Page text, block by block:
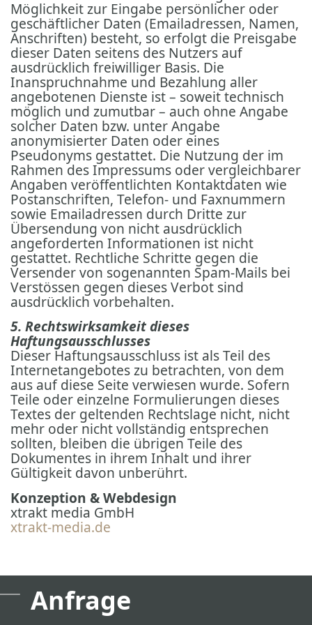
Möglichkeit zur Eingabe persönlicher oder
geschäftlicher Daten (Emailadressen, Namen,
Anschriften) besteht, so erfolgt die Preisgabe
dieser Daten seitens des Nutzers auf
ausdrücklich freiwilliger Basis. Die
Inanspruchnahme und Bezahlung aller
angebotenen Dienste ist – soweit technisch
möglich und zumutbar – auch ohne Angabe
solcher Daten bzw. unter Angabe
anonymisierter Daten oder eines
Pseudonyms gestattet. Die Nutzung der im
Rahmen des Impressums oder vergleichbarer
Angaben veröffentlichten Kontaktdaten wie
Postanschriften, Telefon- und Faxnummern
sowie Emailadressen durch Dritte zur
Übersendung von nicht ausdrücklich
angeforderten Informationen ist nicht
gestattet. Rechtliche Schritte gegen die
Versender von sogenannten Spam-Mails bei
Verstössen gegen dieses Verbot sind
ausdrücklich vorbehalten.
5. Rechtswirksamkeit dieses
Haftungsausschlusses
Dieser Haftungsausschluss ist als Teil des
Internetangebotes zu betrachten, von dem
aus auf diese Seite verwiesen wurde. Sofern
Teile oder einzelne Formulierungen dieses
Textes der geltenden Rechtslage nicht, nicht
mehr oder nicht vollständig entsprechen
sollten, bleiben die übrigen Teile des
Dokumentes in ihrem Inhalt und ihrer
Gültigkeit davon unberührt.
Konzeption & Webdesign
xtrakt media GmbH
xtrakt-media.de
Anfrage